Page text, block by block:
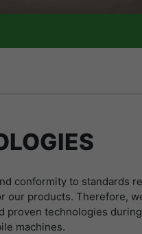
of mobile
we ensure standards-
conformity to standards
our products. Therefore,
proven technologies
machines.
Stunde
Sitzungs-ID zu